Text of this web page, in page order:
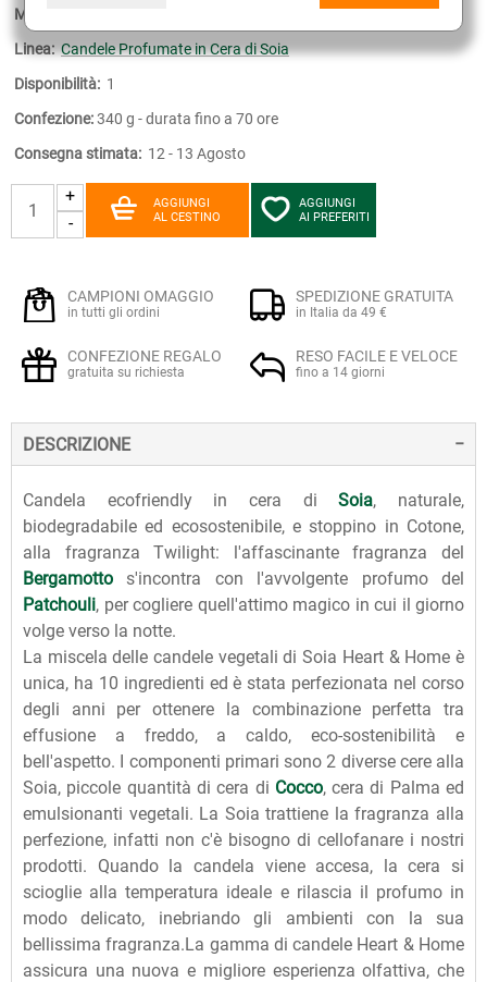
Marca:
Linea: Candele Profumate in Cera di Soia
Disponibilità: 1
Confezione:340 g - durata fino a 70 ore
Consegna stimata: 12 - 13 Agosto
+
-
AGGIUNGI
AL CESTINO
AGGIUNGI
AI PREFERITI
CAMPIONI OMAGGIO
in tutti gli ordini
SPEDIZIONE GRATUITA
in Italia da 49 €
CONFEZIONE REGALO
gratuita su richiesta
RESO FACILE E VELOCE
fino a 14 giorni
DESCRIZIONE
Candela ecofriendly in cera diSoia, naturale,
biodegradabile ed ecosostenibile, e stoppino in Cotone,
alla fragranza Twilight: l'affascinante fragranza del
Bergamotto s'incontra con l'avvolgente profumo del
Patchouli, per cogliere quell'attimo magico in cui il giorno
volge verso la notte.
La miscela delle candele vegetali di Soia Heart & Home è
unica, ha 10 ingredienti ed è stata perfezionata nel corso
degli anni per ottenere la combinazione perfetta tra
effusione a freddo, a caldo, eco-sostenibilità e
bell'aspetto. I componenti primari sono 2 diverse cere alla
Soia, piccole quantità di cera di Cocco, cera di Palma ed
emulsionanti vegetali. La Soia trattiene la fragranza alla
perfezione, infatti non c'è bisogno di cellofanare i nostri
prodotti. Quando la candela viene accesa, la cera si
scioglie alla temperatura ideale e rilascia il profumo in
modo delicato, inebriando gli ambienti con la sua
bellissima fragranza.La gamma di candele Heart & Home
assicura una nuova e migliore esperienza olfattiva, che